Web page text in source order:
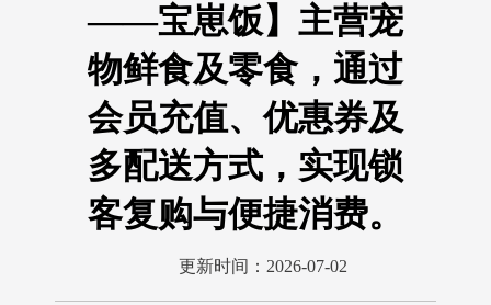
——宝崽饭】主营宠
物鲜食及零食，通过
会员充值、优惠券及
多配送方式，实现锁
客复购与便捷消费。
更新时间：2026-07-02